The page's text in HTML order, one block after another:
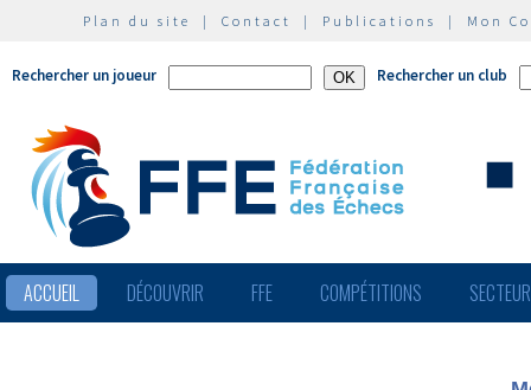
Plan du site | Contact | Publications | Mon
Rechercher un joueur Rechercher un club
ACCUEIL DÉCOUVRIR FFE COMPÉTITIONS